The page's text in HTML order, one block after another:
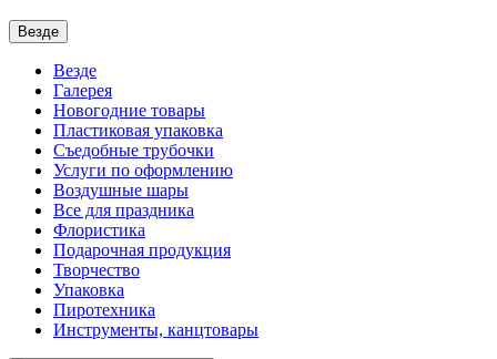
Везде
Везде
Галерея
Новогодние товары
Пластиковая упаковка
Съедобные трубочки
Услуги по оформлению
Воздушные шары
Все для праздника
Флористика
Подарочная продукция
Творчество
Упаковка
Пиротехника
Инструменты, канцтовары